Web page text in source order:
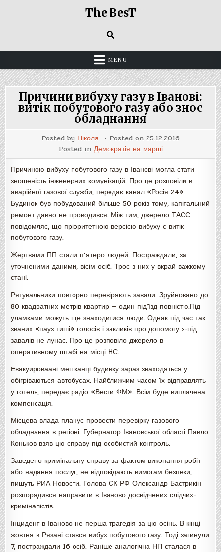
The BesT
MENU
Причини вибуху газу в Іванові:
витік побутового газу або знос
обладнання
Posted by Ніколя Posted on 25.12.2016
Posted in Демократія на марші
Причиною вибуху побутового газу в Іванові могла стати
зношеність інженерних комунікацій. Про це розповіли в
аварійної газової служби, передає канал «Росія 24».
Будинок був побудований більше 50 років тому, капітальний
ремонт давно не проводився. Між тим, джерело ТАСС
повідомляє, що пріоритетною версією вибуху є витік
побутового газу.
Жертвами ПП стали п’ятеро людей. Постраждали, за
уточненими даними, вісім осіб. Троє з них у вкрай важкому
стані.
Рятувальники повторно перевіряють завали. Зруйновано до
80 квадратних метрів квартир — один під’їзд повністю.Під
уламками можуть ще знаходитися люди. Однак під час так
званих «пауз тиші» голосів і закликів про допомогу з-під
завалів не лунає. Про це розповіло джерело в
оперативному штабі на місці НС.
Евакуироваані мешканці будинку зараз знаходяться у
обігріваються автобусах. Найближчим часом їх відправлять
у готель, передає радіо «Вести ФМ». Всім буде виплачена
компенсація.
Місцева влада планує провести перевірку газового
обладнання в регіоні. Губернатор Івановської області Павло
Коньков взяв цю справу під особистий контроль.
Заведено кримінальну справу за фактом виконання робіт
або надання послуг, не відповідають вимогам безпеки,
пишуть РИА Новости. Голова СК РФ Олександр Бастрикін
розпорядився направити в Іваново досвідчених слідчих-
криміналістів.
Інцидент в Іваново не перша трагедія за цю осінь. В кінці
жовтня в Рязані стався вибух побутового газу. Тоді загинули
7, постраждали 16 осіб. Раніше аналогічна НП сталася в